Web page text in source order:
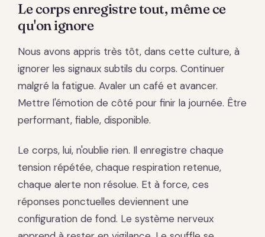
Le corps enregistre tout, même ce
qu'on ignore
Nous avons appris très tôt, dans cette culture, à
ignorer les signaux subtils du corps. Continuer
malgré la fatigue. Avaler un café et avancer.
Mettre l'émotion de côté pour finir la journée. Être
performant, fiable, disponible.
Le corps, lui, n'oublie rien. Il enregistre chaque
tension répétée, chaque respiration retenue,
chaque alerte non résolue. Et à force, ces
réponses ponctuelles deviennent une
configuration de fond. Le système nerveux